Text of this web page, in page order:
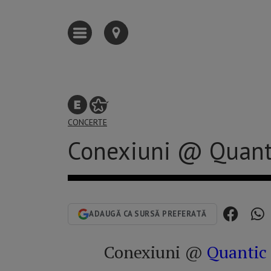
CONCERTE
Conexiuni @
ADAUGĂ CA SURSĂ PREFERATĂ
Conexiuni @ Quantic